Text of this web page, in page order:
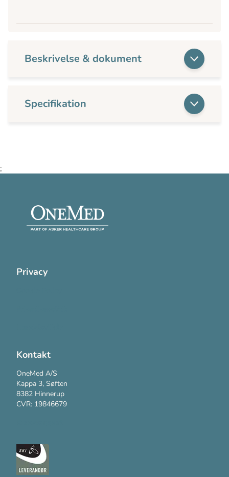
Beskrivelse & dokument
Specifikation
;
Privacy
Kontakt
OneMed A/S
Kappa 3, Søften
8382 Hinnerup
CVR: 19846679